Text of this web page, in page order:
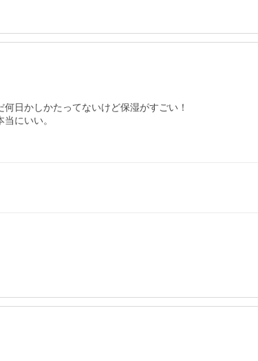
日かしかたってないけど保湿がすごい！
にいい。